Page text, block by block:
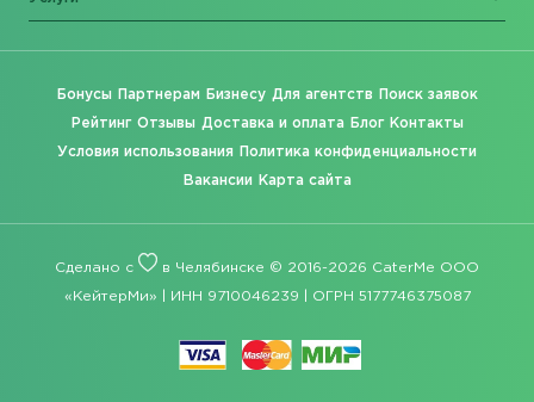
Бонусы Партнерам Бизнесу Для агентств Поиск заявок
Рейтинг Отзывы Доставка и оплата Блог Контакты
Условия использования Политика конфиденциальности
Вакансии Карта сайта
Сделано с в Челябинске © 2016-2026 CaterMe ООО
«КейтерМи» | ИНН 9710046239 | ОГРН 5177746375087